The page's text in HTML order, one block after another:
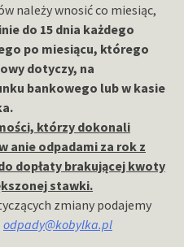
należy wnosić co miesiąc,
do 15 dnia każdego
po miesiącu, którego
dotyczy, na
bankowego lub w kasie
którzy dokonali
anie odpadami za rok z
dopłaty brakującej kwoty
stawki.
zmiany podajemy
odpady@kobylka.pl